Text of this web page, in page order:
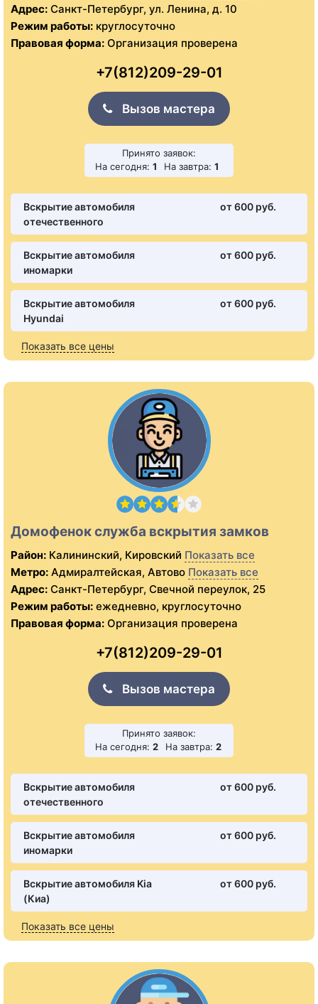
Адрес: Санкт-Петербург, ул. Ленина, д. 10
Режим работы: круглосуточно
Правовая форма: Организация проверена
+7(812)209-29-01
Вызов мастера
Принято заявок:
На сегодня: 1 На завтра: 1
Вскрытие автомобиля
отечественного
от 600 pуб.
Вскрытие автомобиля
иномарки
от 600 pуб.
Вскрытие автомобиля
Hyundai
от 600 pуб.
Показать все цены
Домофенок служба вскрытия замков
Район: Калининский, Кировский Показать все
Метро: Адмиралтейская, Автово Показать все
Адрес: Санкт-Петербург, Свечной переулок, 25
Режим работы: ежедневно, круглосуточно
Правовая форма: Организация проверена
+7(812)209-29-01
Вызов мастера
Принято заявок:
На сегодня: 2 На завтра: 2
Вскрытие автомобиля
отечественного
от 600 pуб.
Вскрытие автомобиля
иномарки
от 600 pуб.
Вскрытие автомобиля Kia
(Киа)
от 600 pуб.
Показать все цены